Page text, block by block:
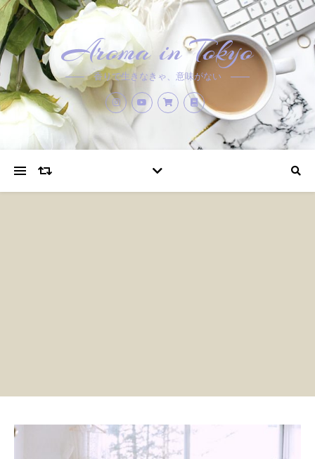
Aroma in Tokyo
香りで生きなきゃ、意味がない